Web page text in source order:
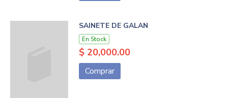
SAINETE DE GALAN
En Stock
$ 20,000.00
Comprar